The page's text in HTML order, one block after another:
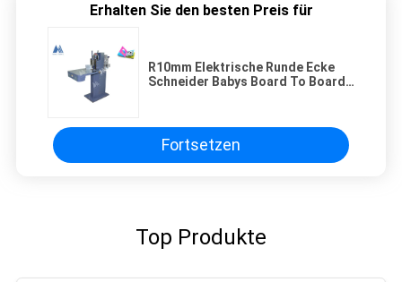
Erhalten Sie den besten Preis für
R10mm Elektrische Runde Ecke
Schneider Babys Board To Board
Fortsetzen
Top Produkte